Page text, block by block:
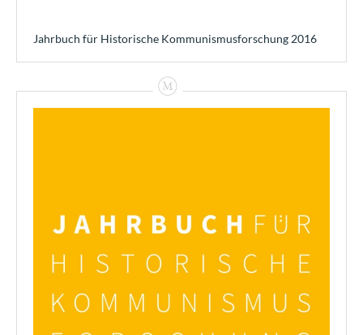
Jahrbuch für Historische Kommunismusforschung 2016